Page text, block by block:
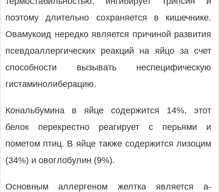
поэтому длительно сохраняется в кишечнике.
Овамукоид нередко является причиной развития
псевдоаллергических реакций на яйцо за счет
способности вызывать неспецифическую
гистаминолиберацию.
Кональбумина в яйце содержится 14%, этот
белок перекрестно реагирует с перьями и
пометом птиц. В яйце также содержится лизоцим
(34%) и овоглобулин (9%).
Основным аллергеном желтка является а-